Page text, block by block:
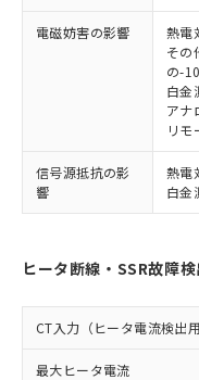
電磁妨害の影響
熱電
そ
の-
白
アナ
リ
信号源抵抗の影
響
熱電
白
ヒータ断線・SSR故障検
CT入力（ヒータ電流検出用
最大ヒータ電流